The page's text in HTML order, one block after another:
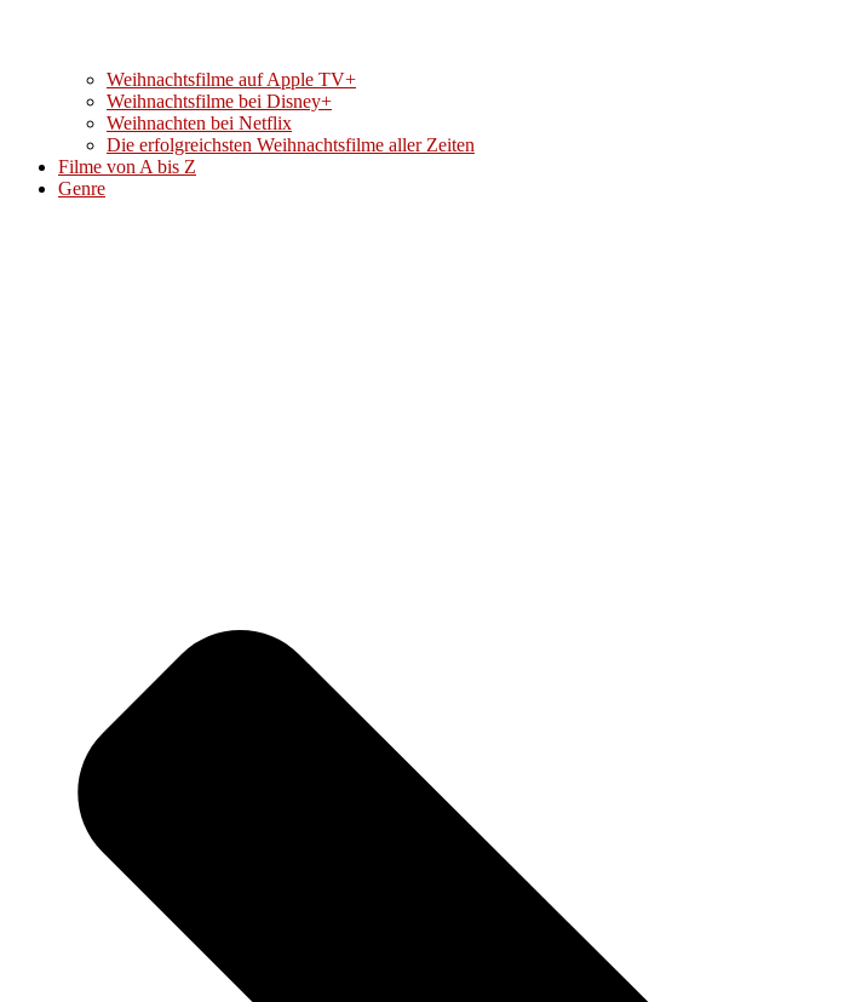
Weihnachtsfilme auf Apple TV+
Weihnachtsfilme bei Disney+
Weihnachten bei Netflix
Die erfolgreichsten Weihnachtsfilme aller Zeiten
Filme von A bis Z
Genre